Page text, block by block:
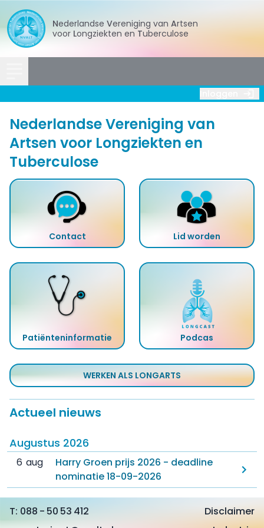
Nederlandse Vereniging van
Artsen
voor Longziekten en Tuberculose
Nederlandse Vereniging van
Artsen voor Longziekten en
Tuberculose
Contact Lid worden
Patiënteninformatie Podcas
WERKEN ALS LONGARTS
Actueel nieuws
Augustus 2026
6 aug
Harry Groen prijs 2026 - deadline
nominatie 18-09-2026
088 - 50 53 412
Disclaimer